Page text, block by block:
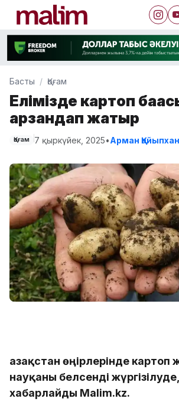
Басты Қоғам
Елімізде картоп
арзандап жатыр
Қоғам 7 қыркүйек, 2025•Арман Қайыпхан
Қазақстан өңірлерінде картоп
науқаны белсенді
хабарлайды Malim.kz.